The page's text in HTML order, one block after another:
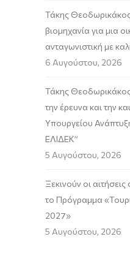
Τάκης
βιομηχανία για μια
ανταγωνιστική με
6 Αυγούστου, 2026
Τάκης
την έρευνα και την
Υπουργείου
ΕΛΙΔΕΚ”
5 Αυγούστου, 2026
Ξεκινούν οι
το Πρόγραμμα
2027»
5 Αυγούστου, 2026